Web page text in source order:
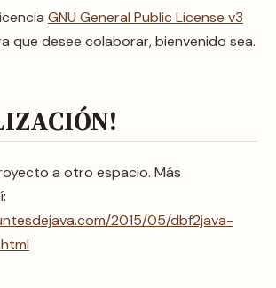
GNU General Public License v3
que desee colaborar, bienvenido sea.
a otro espacio. Más
2015/05/dbf2java-